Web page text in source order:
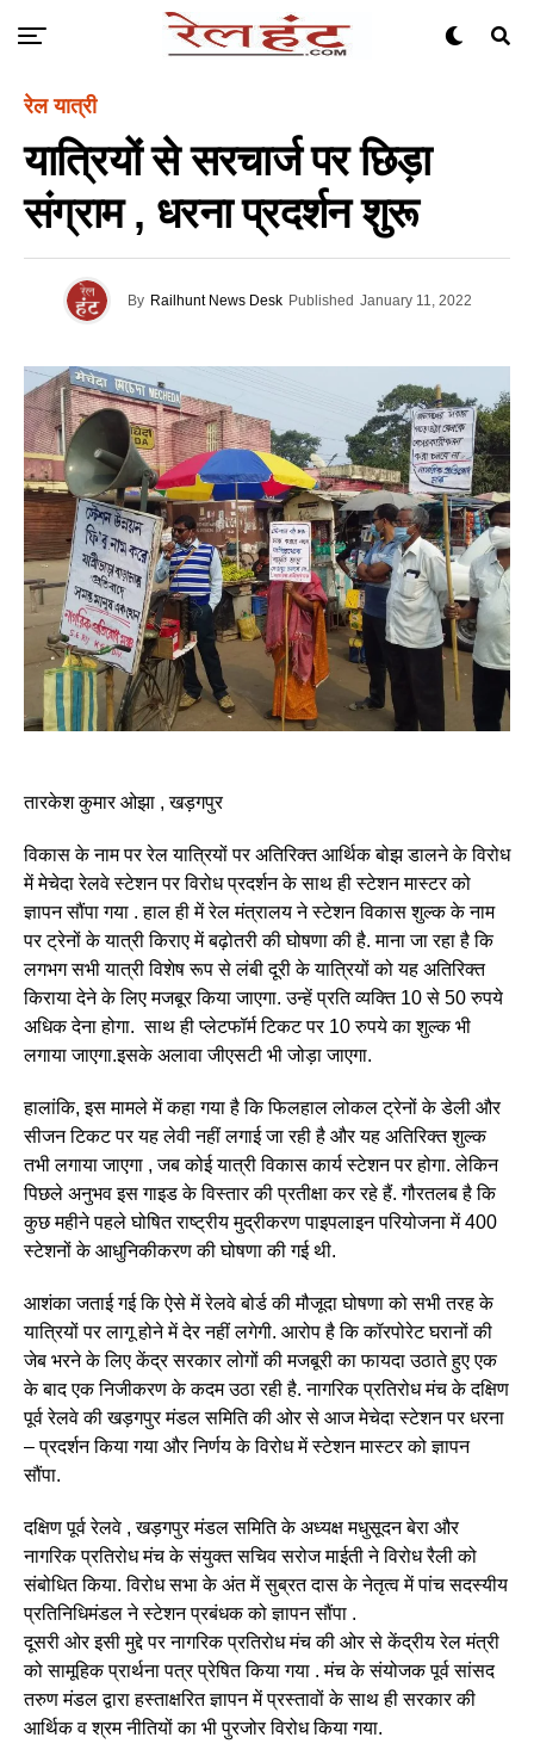
रेल यात्री
यात्रियों से सरचार्ज पर छिड़ा
संग्राम , धरना प्रदर्शन शुरू
By Railhunt News Desk Published January 11, 2022
तारकेश कुमार ओझा , खड़गपुर
विकास के नाम पर रेल यात्रियों पर अतिरिक्त आर्थिक बोझ डालने के विरोध
में मेचेदा रेलवे स्टेशन पर विरोध प्रदर्शन के साथ ही स्टेशन मास्टर को
ज्ञापन सौंपा गया . हाल ही में रेल मंत्रालय ने स्टेशन विकास शुल्क के नाम
पर ट्रेनों के यात्री किराए में बढ़ोतरी की घोषणा की है. माना जा रहा है कि
लगभग सभी यात्री विशेष रूप से लंबी दूरी के यात्रियों को यह अतिरिक्त
किराया देने के लिए मजबूर किया जाएगा. उन्हें प्रति व्यक्ति 10 से 50 रुपये
अधिक देना होगा. साथ ही प्लेटफॉर्म टिकट पर 10 रुपये का शुल्क भी
लगाया जाएगा.इसके अलावा जीएसटी भी जोड़ा जाएगा.
हालांकि, इस मामले में कहा गया है कि फिलहाल लोकल ट्रेनों के डेली और
सीजन टिकट पर यह लेवी नहीं लगाई जा रही है और यह अतिरिक्त शुल्क
तभी लगाया जाएगा , जब कोई यात्री विकास कार्य स्टेशन पर होगा. लेकिन
पिछले अनुभव इस गाइड के विस्तार की प्रतीक्षा कर रहे हैं. गौरतलब है कि
कुछ महीने पहले घोषित राष्ट्रीय मुद्रीकरण पाइपलाइन परियोजना में 400
स्टेशनों के आधुनिकीकरण की घोषणा की गई थी.
आशंका जताई गई कि ऐसे में रेलवे बोर्ड की मौजूदा घोषणा को सभी तरह के
यात्रियों पर लागू होने में देर नहीं लगेगी. आरोप है कि कॉरपोरेट घरानों की
जेब भरने के लिए केंद्र सरकार लोगों की मजबूरी का फायदा उठाते हुए एक
के बाद एक निजीकरण के कदम उठा रही है. नागरिक प्रतिरोध मंच के दक्षिण
पूर्व रेलवे की खड़गपुर मंडल समिति की ओर से आज मेचेदा स्टेशन पर धरना
– प्रदर्शन किया गया और निर्णय के विरोध में स्टेशन मास्टर को ज्ञापन
सौंपा.
दक्षिण पूर्व रेलवे , खड़गपुर मंडल समिति के अध्यक्ष मधुसूदन बेरा और
नागरिक प्रतिरोध मंच के संयुक्त सचिव सरोज माईती ने विरोध रैली को
संबोधित किया. विरोध सभा के अंत में सुब्रत दास के नेतृत्व में पांच सदस्यीय
प्रतिनिधिमंडल ने स्टेशन प्रबंधक को ज्ञापन सौंपा .
दूसरी ओर इसी मुद्दे पर नागरिक प्रतिरोध मंच की ओर से केंद्रीय रेल मंत्री
को सामूहिक प्रार्थना पत्र प्रेषित किया गया . मंच के संयोजक पूर्व सांसद
तरुण मंडल द्वारा हस्ताक्षरित ज्ञापन में प्रस्तावों के साथ ही सरकार की
आर्थिक व श्रम नीतियों का भी पुरजोर विरोध किया गया.